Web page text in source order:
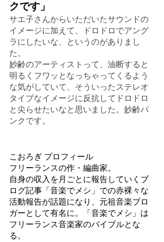
クです​​」
サエ子さんからいただいたサウンドの
イメージに加えて、ドロドロでアング
ラにしたいな、というのがありまし
た。
妙齢のアーティストって、油断すると
明るくフワッとなっちゃってくるよう
な気がしていて、そういったステレオ
タイプなイメージに反抗してドロドロ
と尖らせたいなと思いました。妙齢パ
ンクです。
こおろぎ プロフィール
フリーランスの作・編曲家。
自身の収入を月ごとに報告していくブ
ログ記事「音楽でメシ」での赤裸々な
活動報告が話題になり、元祖音楽ブロ
ガーとして有名に。「音楽でメシ」は
フリーランス音楽家のバイブルとな
る。